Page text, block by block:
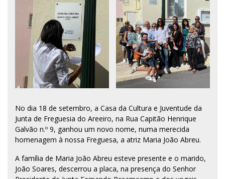
No dia 18 de setembro, a Casa da Cultura e Juventude da
Junta de Freguesia do Areeiro, na Rua Capitão Henrique
Galvão n.º 9, ganhou um novo nome, numa merecida
homenagem à nossa Freguesa, a atriz Maria João Abreu.
A família de Maria João Abreu esteve presente e o marido,
João Soares, descerrou a placa, na presença do Senhor